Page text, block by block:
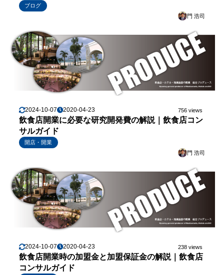
ブログ
門 浩司
2024-10-07 2020-04-23 756 views
飲食店開業に必要な研究開発費の解説｜飲食店コン
サルガイド
開店・開業
門 浩司
2024-10-07 2020-04-23 238 views
飲食店開業時の加盟金と加盟保証金の解説｜飲食店
コンサルガイド